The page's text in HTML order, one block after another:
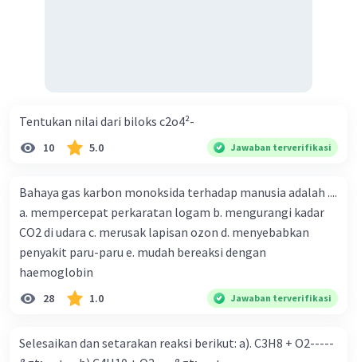
Tentukan nilai dari biloks c2o4²-
10 5.0 Jawaban terverifikasi
Bahaya gas karbon monoksida terhadap manusia adalah ....
a. mempercepat perkaratan logam b. mengurangi kadar
CO2 di udara c. merusak lapisan ozon d. menyebabkan
penyakit paru-paru e. mudah bereaksi dengan
haemoglobin
28 1.0 Jawaban terverifikasi
Selesaikan dan setarakan reaksi berikut: a). C3H8 + O2-----